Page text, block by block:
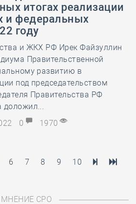
итогах реализации
и федеральных
году
и ЖКХ РФ Ирек Файзуллин
Правительственной
развитию в
под председательством
Правительства РФ
доложил...
0 1970
6 7 8 9 10
МНЕНИЕ СРО